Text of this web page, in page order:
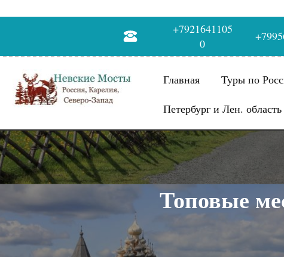
+7921641105
0
Главная Туры по
Петербург и Лен. область
Топовые